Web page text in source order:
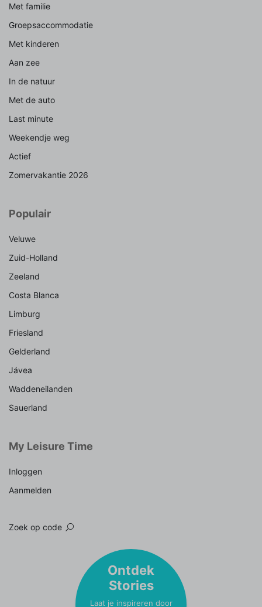
Met familie
Groepsaccommodatie
Met kinderen
Aan zee
In de natuur
Met de auto
Last minute
Weekendje weg
Actief
Zomervakantie 2026
Populair
Veluwe
Zuid-Holland
Zeeland
Costa Blanca
Limburg
Friesland
Gelderland
Jávea
Waddeneilanden
Sauerland
My Leisure Time
Inloggen
Aanmelden
Zoek op code
Ontdek
Stories
Laat je inspireren door